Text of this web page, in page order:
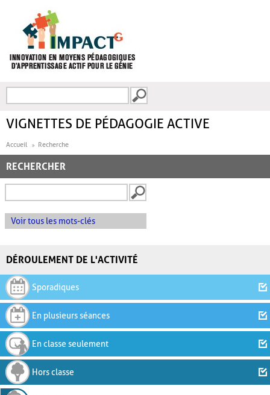
FORMULAIRE DE
VIGNETTES DE PÉDAGOGIE ACTIVE
Accueil Recherche
RECHERCHER
Voir tous les mots-clés
DÉROULEMENT DE L'ACTIVITÉ
Sporadiques
En plusieurs séances
En classe seulement
Hors classe